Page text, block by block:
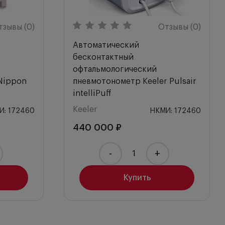
может быть
реального
лучше понять
колец и двух
легко
хрусталика
рефракции
(0)
172460
Отзывы (0)
Автоматический
бесконтактный
офтальмологический
пневмотонометр Keeler Pulsair
intelliPuff
Keeler
НКМИ: 172460
440 000 ₽
Купить
- +